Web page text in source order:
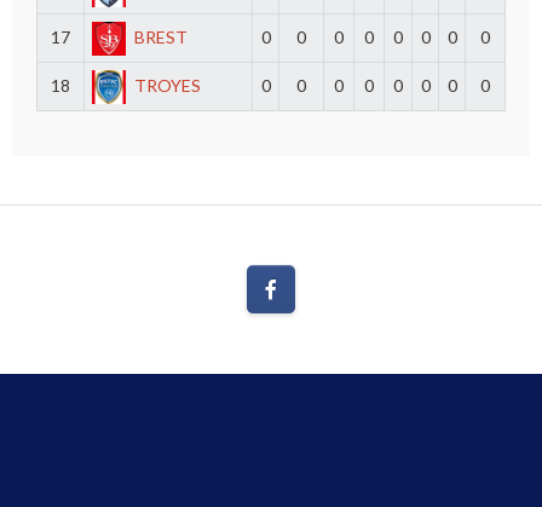
17 BREST 0 0 0 0 0 0 0 0
18 TROYES 0 0 0 0 0 0 0 0